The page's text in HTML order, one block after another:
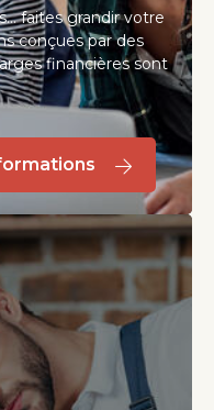
faites grandir votre
conçues par des
financières sont